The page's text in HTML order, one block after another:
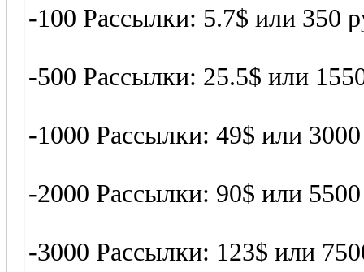
-100 Рассылки: 5.7$ или 350
-500 Рассылки: 25.5$ или
-1000 Рассылки: 49$ или
-2000 Рассылки: 90$ или
-3000 Рассылки: 123$ или